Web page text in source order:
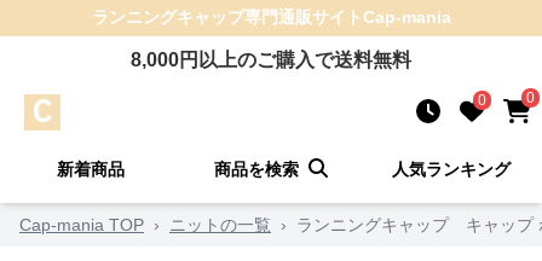
ランニングキャップ専門通販サイトCap-mania
8,000円以上のご購入で送料無料
0 0
新着商品 商品を検索 人気ランキング
Cap-mania TOP › ニットの一覧 › ランニングキャップ キャップ